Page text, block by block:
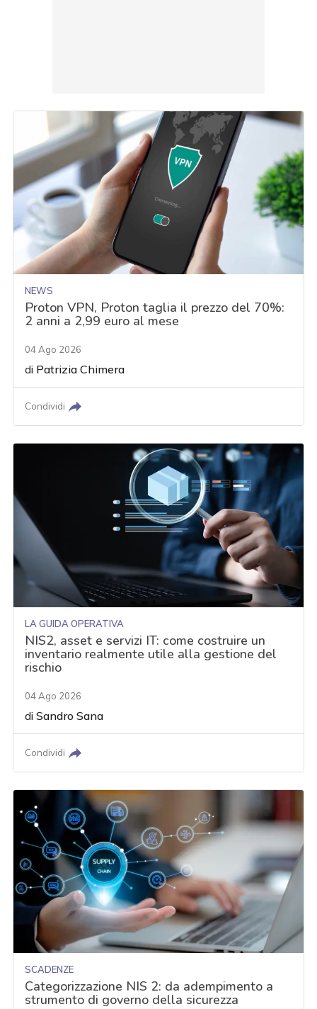
NEWS
Proton VPN, Proton taglia il prezzo del 70%:
2 anni a 2,99 euro al mese
04 Ago 2026
di Patrizia Chimera
Condividi
LA GUIDA OPERATIVA
NIS2, asset e servizi IT: come costruire un
inventario realmente utile alla gestione del
rischio
04 Ago 2026
diSandro Sana
Condividi
SCADENZE
Categorizzazione NIS 2: da adempimento a
strumento di governo della sicurezza